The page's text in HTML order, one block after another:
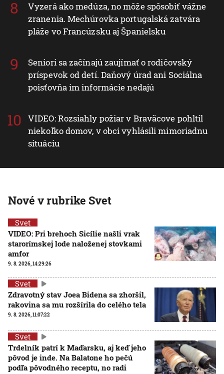
Vyzerá ako medúza, no môže spôsobiť vážne
zranenia. Mechúrovka portugalská zatvára
pláže vo Francúzsku aj Španielsku
Seniori sa začínajú zaujímať o rodičovský
príspevok od detí. Daňový úrad ani Sociálna
poisťovňa im informácie nedajú
VIDEO: Rozsiahly požiar v Braväcove pohltil
niekoľko domov, v obci vyhlásili mimoriadnu
situáciu
Nové v rubrike Svet
Svet
VIDEO: Pri brehoch Sicílie našli vrak
starorímskej lode naloženej stovkami
amfor
9. 8. 2026, 14:29:26
Svet
Zdravotný stav Joea Bidena sa zhoršil,
rakovina sa mu rozšírila do celého tela
9. 8. 2026, 11:07:22
Svet
Trdelník patrí k Maďarsku, aj keď jeho
pôvod je inde. Na Balatone ho pečú
podľa pôvodného receptu, no radi